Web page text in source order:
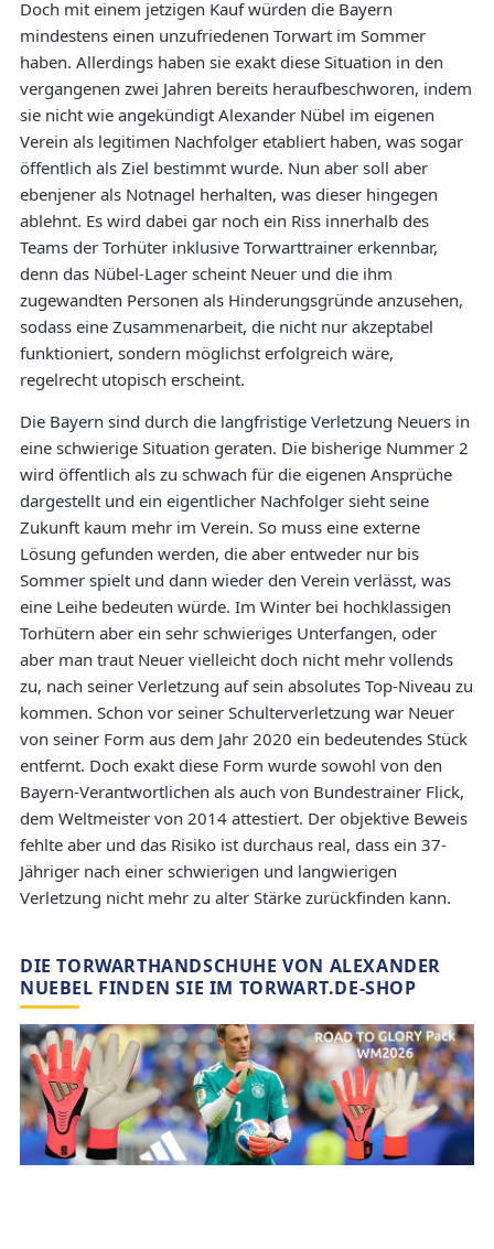
Doch mit einem jetzigen Kauf würden die Bayern
mindestens einen unzufriedenen Torwart im Sommer
haben. Allerdings haben sie exakt diese Situation in den
vergangenen zwei Jahren bereits heraufbeschworen, indem
sie nicht wie angekündigt Alexander Nübel im eigenen
Verein als legitimen Nachfolger etabliert haben, was sogar
öffentlich als Ziel bestimmt wurde. Nun aber soll aber
ebenjener als Notnagel herhalten, was dieser hingegen
ablehnt. Es wird dabei gar noch ein Riss innerhalb des
Teams der Torhüter inklusive Torwarttrainer erkennbar,
denn das Nübel-Lager scheint Neuer und die ihm
zugewandten Personen als Hinderungsgründe anzusehen,
sodass eine Zusammenarbeit, die nicht nur akzeptabel
funktioniert, sondern möglichst erfolgreich wäre,
regelrecht utopisch erscheint.
Die Bayern sind durch die langfristige Verletzung Neuers in
eine schwierige Situation geraten. Die bisherige Nummer 2
wird öffentlich als zu schwach für die eigenen Ansprüche
dargestellt und ein eigentlicher Nachfolger sieht seine
Zukunft kaum mehr im Verein. So muss eine externe
Lösung gefunden werden, die aber entweder nur bis
Sommer spielt und dann wieder den Verein verlässt, was
eine Leihe bedeuten würde. Im Winter bei hochklassigen
Torhütern aber ein sehr schwieriges Unterfangen, oder
aber man traut Neuer vielleicht doch nicht mehr vollends
zu, nach seiner Verletzung auf sein absolutes Top-Niveau zu
kommen. Schon vor seiner Schulterverletzung war Neuer
von seiner Form aus dem Jahr 2020 ein bedeutendes Stück
entfernt. Doch exakt diese Form wurde sowohl von den
Bayern-Verantwortlichen als auch von Bundestrainer Flick,
dem Weltmeister von 2014 attestiert. Der objektive Beweis
fehlte aber und das Risiko ist durchaus real, dass ein 37-
Jähriger nach einer schwierigen und langwierigen
Verletzung nicht mehr zu alter Stärke zurückfinden kann.
DIE TORWARTHANDSCHUHE VON ALEXANDER
NUEBEL FINDEN SIE IM TORWART.DE-SHOP